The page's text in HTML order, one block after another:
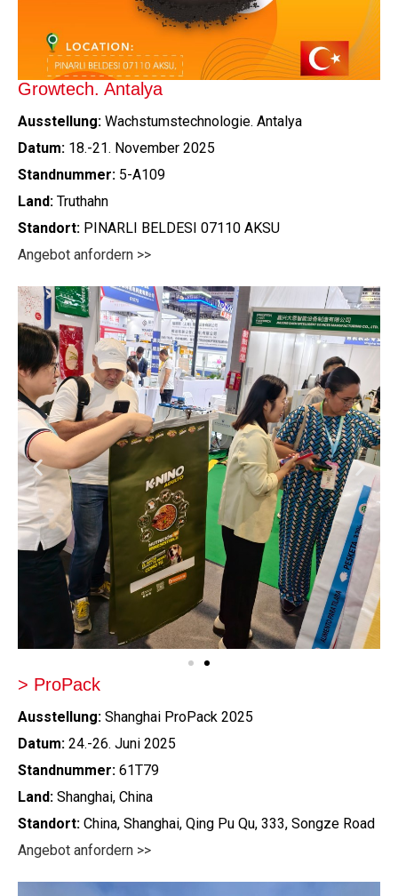
Growtech. Antalya
Ausstellung: Wachstumstechnologie. Antalya
Datum: 18.-21. November 2025
Standnummer: 5-A109
Land: Truthahn
Standort: PINARLI BELDESI 07110 AKSU
Angebot anfordern >>
> ProPack
Ausstellung: Shanghai ProPack 2025
Datum: 24.-26. Juni 2025
Standnummer: 61T79
Land: Shanghai, China
Standort: China, Shanghai, Qing Pu Qu, 333, Songze Road
Angebot anfordern >>